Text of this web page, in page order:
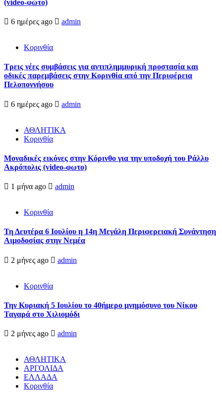
(video-φώτο)
6 ημέρες ago admin
Κορινθία
Τρεις νέες συμβάσεις για αντιπλημμυρική προστασία και
οδικές παρεμβάσεις στην Κορινθία από την Περιφέρεια
Πελοποννήσου
6 ημέρες ago admin
ΑΘΛΗΤΙΚΑ
Κορινθία
Μοναδικές εικόνες στην Κόρινθο για την υποδοχή του Ράλλυ
Ακρόπολις (video-φωτο)
1 μήνα ago admin
Κορινθία
Τη Δευτέρα 6 Ιουλίου η 14η Μεγάλη Περιφερειακή Συνάντηση
Αιμοδοσίας στην Νεμέα
2 μήνες ago admin
Κορινθία
Την Κυριακή 5 Ιουλίου το 40ήμερο μνημόσυνο του Νίκου
Ταγαρά στο Χιλιομόδι
2 μήνες ago admin
ΑΘΛΗΤΙΚΑ
ΑΡΓΟΛΙΔΑ
ΕΛΛΑΔΑ
Κορινθία